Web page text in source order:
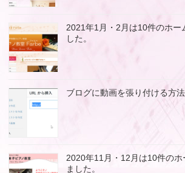
2021年1月・2月は10件のホー
した。
ブログに動画を張り付ける方法
2020年11月・12月は10件のホ
ました。